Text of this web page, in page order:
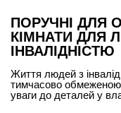
ПОРУЧНІ ДЛЯ
КІМНАТИ ДЛЯ
ІНВАЛІДНІСТЮ
Життя людей з
тимчасово обмеженою
уваги до деталей у